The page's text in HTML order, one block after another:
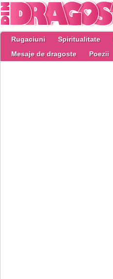
Rugaciuni Spiritualitate
Mesaje de dragoste
Poezii